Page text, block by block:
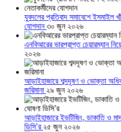
যুবদলের প্রতিবাদ সমাবেশে ইসমাইল
যোগদান৩০ জুন ২০২৬
এনবিআরের ভারপ্রাপ্ত চেয়ারম্যান
২০২৬
আড়াইহাজারে শব্দদূষণ ও ভোক্তা
জরিমানা ২৯ জুন ২০২৬
আড়াইহাজারে ইভটিজিং, ডাকাতি ও
ডিসি’র ২৫ জুন ২০২৬